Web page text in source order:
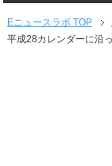
Eニュースラボ TOP
平成28カレンダーに沿